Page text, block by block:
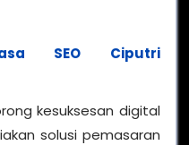
SEO Ciputri
kesuksesan digital
solusi pemasaran